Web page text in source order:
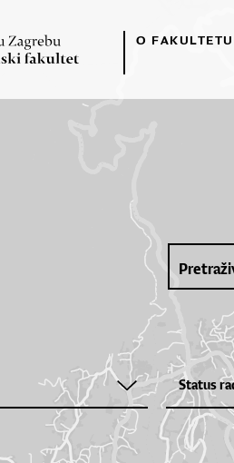
O FAKULTETU